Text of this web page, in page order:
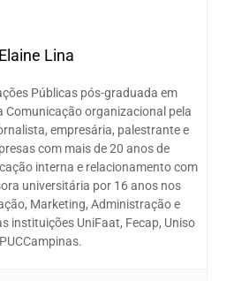
Elaine Lina
Públicas pós-graduada em
Comunicação organizacional pela
empresária, palestrante e
com mais de 20 anos de
interna e relacionamento com
universitária por 16 anos nos
Marketing, Administração e
instituições UniFaat, Fecap, Uniso